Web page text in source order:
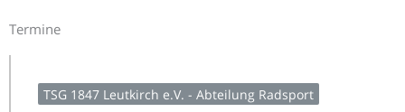
Termine
TSG 1847 Leutkirch e.V. - Abteilung Radsport